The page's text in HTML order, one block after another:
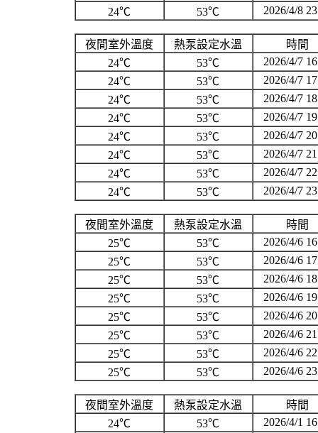
24℃
53℃ 2026/4/8
夜間室外溫度 熱泵設定水溫
時間
24℃
53℃
2026/4/7
24℃
53℃
2026/4/7
24℃
53℃
2026/4/7
24℃
53℃
2026/4/7
24℃
53℃
2026/4/7
24℃
53℃
2026/4/7
24℃
53℃
2026/4/7
24℃
53℃ 2026/4/7
夜間室外溫度 熱泵設定水溫
時間
25℃
53℃
2026/4/6
25℃
53℃
2026/4/6
25℃
53℃
2026/4/6
25℃
53℃
2026/4/6
25℃
53℃
2026/4/6
25℃
53℃
2026/4/6
25℃
53℃
2026/4/6
25℃
53℃ 2026/4/6
夜間室外溫度 熱泵設定水溫
時間
24℃
53℃
2026/4/1